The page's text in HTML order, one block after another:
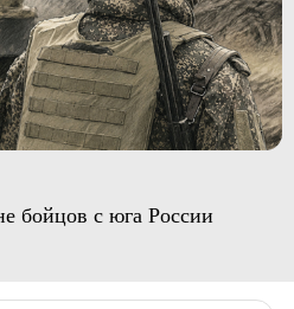
бойцов с юга России